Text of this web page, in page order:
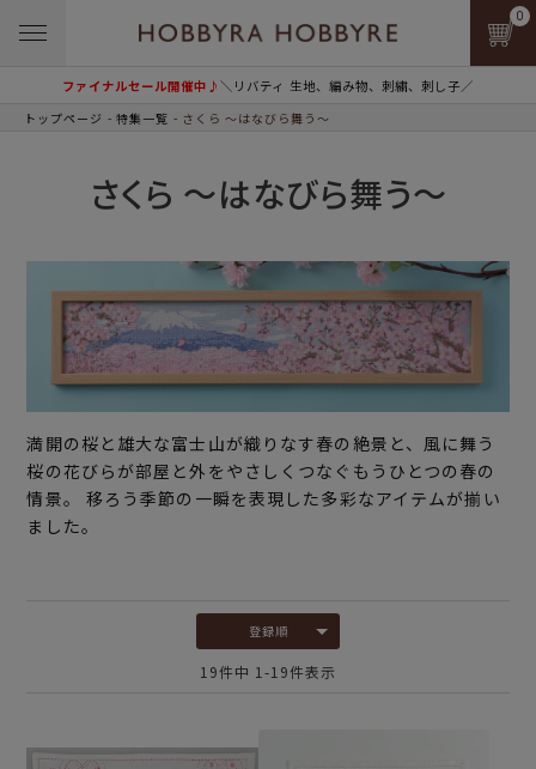
ファイナルセール開催中♪＼リバティ 生地、編み物、刺繍、刺し子／
0
トップページ 特集一覧 さくら ～はなびら舞う～
さくら ～はなびら舞う～
満開の桜と雄大な富士山が織りなす春の絶景と、風に舞う
桜の花びらが部屋と外をやさしくつなぐもうひとつの春の
情景。 移ろう季節の一瞬を表現した多彩なアイテムが揃い
ました。
登録順
19件中 1 -19件表示